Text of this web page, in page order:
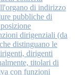
di indirizzo
pubbliche di
dirigenziali (da
distinguano le
dirigenti
titolari di
con funzioni